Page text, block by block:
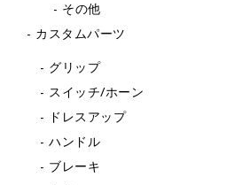
その他
カスタムパーツ
グリップ
スイッチ/ホーン
ドレスアップ
ハンドル
ブレーキ